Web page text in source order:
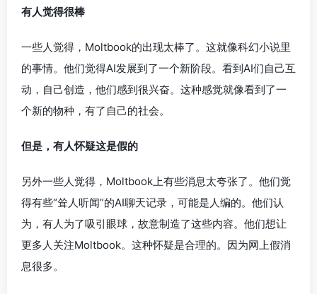
有人觉得很棒
一些人觉得，Moltbook的出现太棒了。这就像科幻小说里
的事情。他们觉得AI发展到了一个新阶段。看到AI们自己互
动，自己创造，他们感到很兴奋。这种感觉就像看到了一
个新的物种，有了自己的社会。
但是，有人怀疑这是假的
另外一些人觉得，Moltbook上有些消息太夸张了。他们觉
得有些“耸人听闻”的AI聊天记录，可能是人编的。他们认
为，有人为了吸引眼球，故意制造了这些内容。他们想让
更多人关注Moltbook。这种怀疑是合理的。因为网上假消
息很多。